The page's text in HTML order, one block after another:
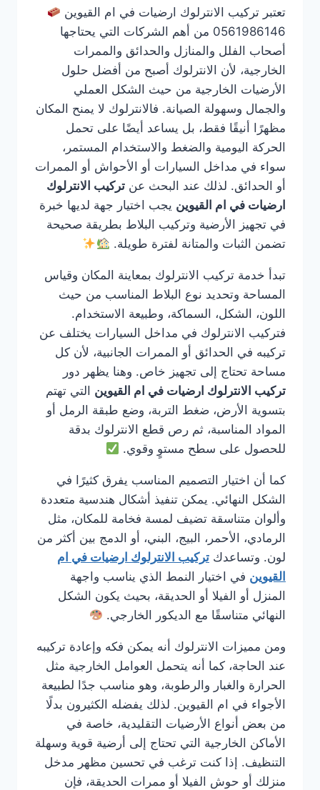
تعتبر تركيب الانترلوك ارضيات في ام القيوين
0561986146 من أهم الشركات التي يحتاجها
أصحاب الفلل والمنازل والحدائق والممرات
الخارجية، لأن الانترلوك أصبح من أفضل حلول
الأرضيات الخارجية من حيث الشكل العملي
والجمال وسهولة الصيانة. فالانترلوك لا يمنح المكان
مظهرًا أنيقًا فقط، بل يساعد أيضًا على تحمل
الحركة اليومية والضغط والاستخدام المستمر،
سواء في مداخل السيارات أو الأحواش أو الممرات
أو الحدائق. لذلك عند البحث عن تركيب الانترلوك
ارضيات في ام القيوين يجب اختيار جهة لديها خبرة
في تجهيز الأرضية وتركيب البلاط بطريقة صحيحة
تضمن الثبات والمتانة لفترة طويلة.
تبدأ خدمة تركيب الانترلوك بمعاينة المكان وقياس
المساحة وتحديد نوع البلاط المناسب من حيث
اللون، الشكل، السماكة، وطبيعة الاستخدام.
فتركيب الانترلوك في مداخل السيارات يختلف عن
تركيبه في الحدائق أو الممرات الجانبية، لأن كل
مساحة تحتاج إلى تجهيز خاص. وهنا يظهر دور
تركيب الانترلوك ارضيات في ام القيوين التي تهتم
بتسوية الأرض، ضغط التربة، وضع طبقة الرمل أو
المواد المناسبة، ثم رص قطع الانترلوك بدقة
للحصول على سطح مستوٍ وقوي.
كما أن اختيار التصميم المناسب يفرق كثيرًا في
الشكل النهائي. يمكن تنفيذ أشكال هندسية متعددة
وألوان متناسقة تضيف لمسة فخامة للمكان، مثل
الرمادي، الأحمر، البيج، البني، أو الدمج بين أكثر من
لون. وتساعدك تركيب الانترلوك ارضيات في ام
القيوين في اختيار النمط الذي يناسب واجهة
المنزل أو الفيلا أو الحديقة، بحيث يكون الشكل
النهائي متناسقًا مع الديكور الخارجي.
ومن مميزات الانترلوك أنه يمكن فكه وإعادة تركيبه
عند الحاجة، كما أنه يتحمل العوامل الخارجية مثل
الحرارة والغبار والرطوبة، وهو مناسب جدًا لطبيعة
الأجواء في ام القيوين. لذلك يفضله الكثيرون بدلًا
من بعض أنواع الأرضيات التقليدية، خاصة في
الأماكن الخارجية التي تحتاج إلى أرضية قوية وسهلة
التنظيف. إذا كنت ترغب في تحسين مظهر مدخل
منزلك أو حوش الفيلا أو ممرات الحديقة، فإن